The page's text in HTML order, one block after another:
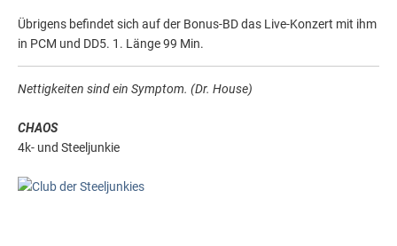
Übrigens befindet sich auf der Bonus-BD das Live-Konzert mit ihm
in PCM und DD5. 1. Länge 99 Min.
Nettigkeiten sind ein Symptom. (Dr. House)
CHAOS
4k- und Steeljunkie